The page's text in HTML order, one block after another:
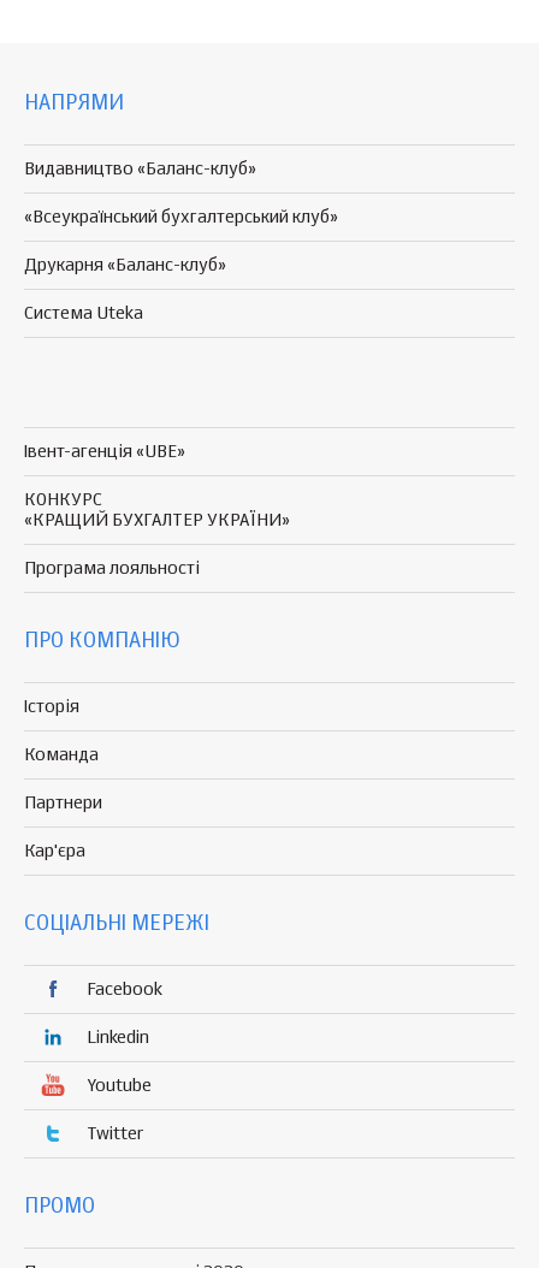
НАПРЯМИ
Видавництво «Баланс-клуб»
«Всеукраїнський бухгалтерський клуб»
Друкарня «Баланс-клуб»
Система Uteka
Івент-агенція «UBE»
КОНКУРС
«КРАЩИЙ БУХГАЛТЕР УКРАЇНИ»
Програма лояльності
ПРО КОМПАНІЮ
Історія
Команда
Партнери
Кар'єра
СОЦІАЛЬНІ МЕРЕЖІ
Facebook
Linkedin
Youtube
Twitter
ПРОМО